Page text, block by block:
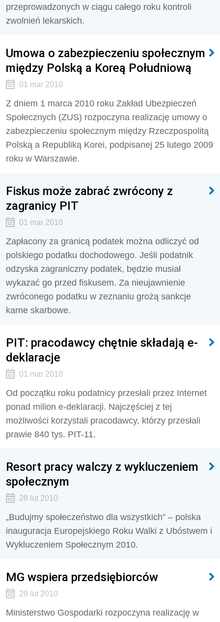
przeprowadzonych w ciągu całego roku kontroli
zwolnień lekarskich.
Umowa o zabezpieczeniu społecznym
między Polską a Koreą Południową
01 mar 2010
Z dniem 1 marca 2010 roku Zakład Ubezpieczeń
Społecznych (ZUS) rozpoczyna realizację umowy o
zabezpieczeniu społecznym między Rzeczpospolitą
Polską a Republiką Korei, podpisanej 25 lutego 2009
roku w Warszawie.
Fiskus może zabrać zwrócony z
zagranicy PIT
01 mar 2010
Zapłacony za granicą podatek można odliczyć od
polskiego podatku dochodowego. Jeśli podatnik
odzyska zagraniczny podatek, będzie musiał
wykazać go przed fiskusem. Za nieujawnienie
zwróconego podatku w zeznaniu grożą sankcje
karne skarbowe.
PIT: pracodawcy chętnie składają e-
deklaracje
01 mar 2010
Od początku roku podatnicy przesłali przez Internet
ponad milion e-deklaracji. Najczęściej z tej
możliwości korzystali pracodawcy, którzy przesłali
prawie 840 tys. PIT-11.
Resort pracy walczy z wykluczeniem
społecznym
28 lut 2010
„Budujmy społeczeństwo dla wszystkich” – polska
inauguracja Europejskiego Roku Walki z Ubóstwem i
Wykluczeniem Społecznym 2010.
MG wspiera przedsiębiorców
28 lut 2010
Ministerstwo Gospodarki rozpoczyna realizację w